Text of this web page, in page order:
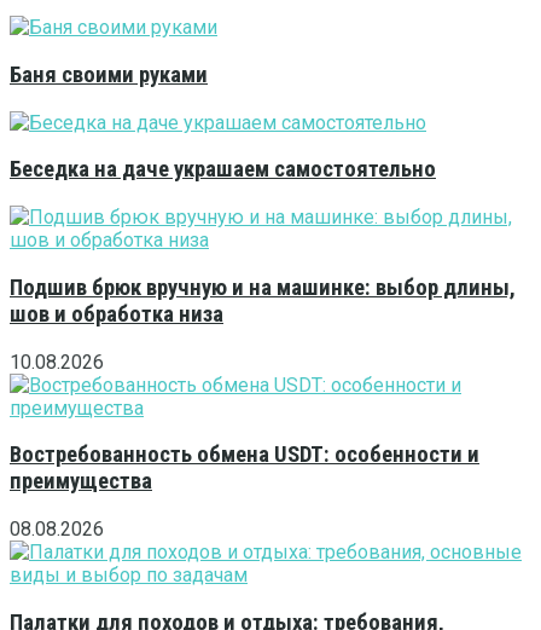
Баня своими руками
Беседка на даче украшаем самостоятельно
Подшив брюк вручную и на машинке: выбор длины,
шов и обработка низа
10.08.2026
Востребованность обмена USDT: особенности и
преимущества
08.08.2026
Палатки для походов и отдыха: требования,